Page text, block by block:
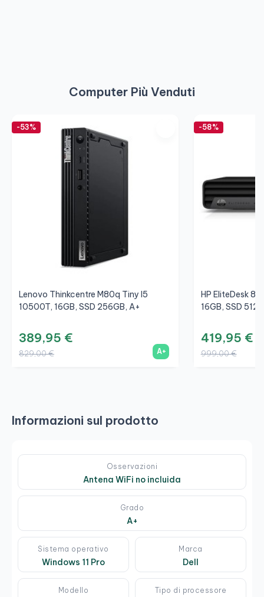
Computer Più Venduti
-53%
Lenovo Thinkcentre M80q Tiny I5
10500T, 16GB, SSD 256GB, A+
389,95 €
829,00 € A+
-58%
HP EliteDesk
16GB, SSD
419,95 €
999,00 €
Informazioni sul prodotto
Osservazioni
Antena WiFi no incluida
Grado
A+
Sistema operativo
Windows 11 Pro
Marca
Dell
Modello Tipo di processore